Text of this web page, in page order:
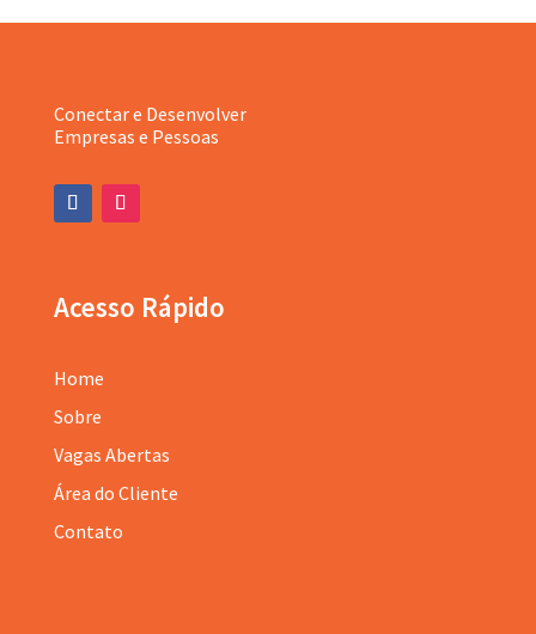
Conectar e Desenvolver
Empresas e Pessoas
Acesso Rápido
Home
Sobre
Vagas Abertas
Área do Cliente
Contato